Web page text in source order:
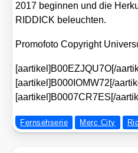
2017 begin­nen und die
RIDDICK beleuch­ten.
Pro­mo­fo­to Copy­right
[aartikel]B00EZJQU7O[/
[aartikel]B000IOMW72[/
[aartikel]B0007CR7ES[/
Fernsehserie Merc City